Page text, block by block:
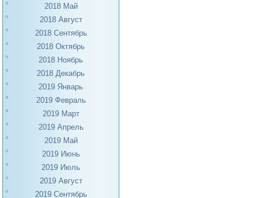
2018 Май
2018 Август
2018 Сентябрь
2018 Октябрь
2018 Ноябрь
2018 Декабрь
2019 Январь
2019 Февраль
2019 Март
2019 Апрель
2019 Май
2019 Июнь
2019 Июль
2019 Август
2019 Сентябрь